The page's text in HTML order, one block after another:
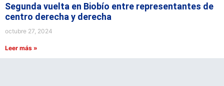
Segunda vuelta en Biobío entre representantes de
centro derecha y derecha
octubre 27, 2024
Leer más »